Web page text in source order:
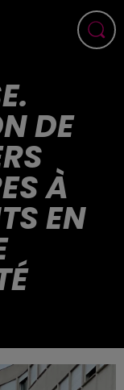
DE
À
EN